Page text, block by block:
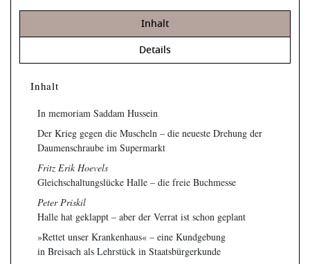
Inhalt
Details
Inhalt
In memoriam Saddam Hussein
Der Krieg gegen die Muscheln – die neueste Drehung der
Daumenschraube im Supermarkt
Fritz Erik Hoevels
Gleichschaltungslücke Halle – die freie Buchmesse
Peter Priskil
Halle hat geklappt – aber der Verrat ist schon geplant
»Rettet unser Krankenhaus« – eine Kundgebung
in Breisach als Lehrstück in Staatsbürgerkunde